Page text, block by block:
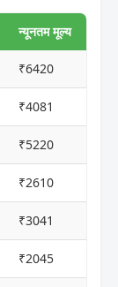
न्यूनतम मूल्य
₹6420
₹4081
₹5220
₹2610
₹3041
₹2045